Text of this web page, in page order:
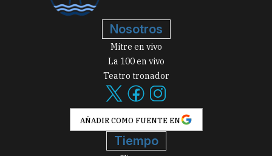
Nosotros
Mitre en vivo
La 100 en vivo
Teatro tronador
AÑADIR COMO FUENTE EN
Tiempo